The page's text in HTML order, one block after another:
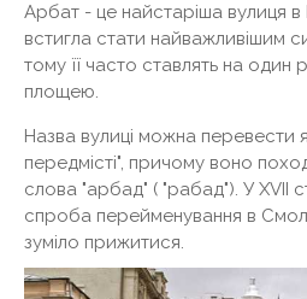
Арбат - це найстаріша вулиця
встигла стати найважливішим
тому її часто ставлять на
площею.
Назва вулиці можна перевести
передмісті", причому воно
слова "арбад" ( "рабад"). У XVII
спроба перейменування в
зуміло прижитися.